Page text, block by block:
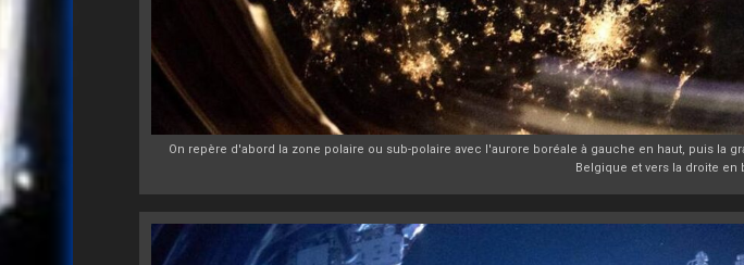
On repère d'abord la zone polaire ou sub-polaire avec l'aurore boréale à gauche en haut, puis la
Belgique et vers la droite en